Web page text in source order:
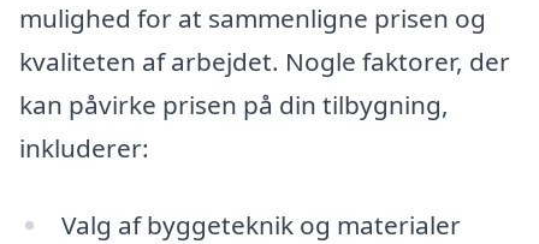
mulighed for at sammenligne prisen og
kvaliteten af arbejdet. Nogle faktorer, der
kan påvirke prisen på din tilbygning,
inkluderer:
Valg af byggeteknik og materialer